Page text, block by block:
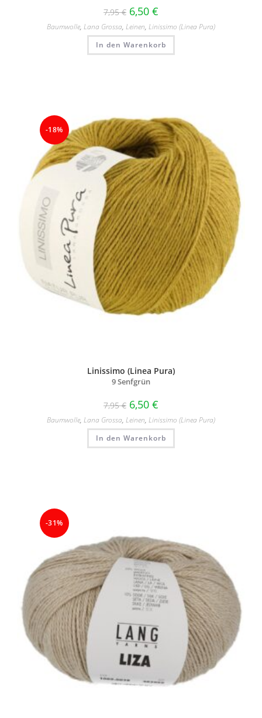
7,95€ 6,50 €
Baumwolle, Lana Grossa, Leinen, Linissimo (Linea Pura)
In den Warenkorb
-18%
Linissimo (Linea Pura)
9 Senfgrün
7,95€ 6,50 €
Baumwolle, Lana Grossa, Leinen, Linissimo (Linea Pura)
In den Warenkorb
-31%